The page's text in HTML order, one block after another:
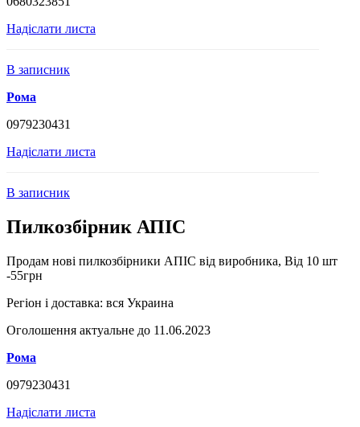
Надіслати листа
В записник
Рома
0979230431
Надіслати листа
В записник
Пилкозбірник АПІС
Продам нові пилкозбірники АПІС від виробника, Від 10 шт
-55грн
Регіон і доставка: вся Украина
Оголошення актуальне до 11.06.2023
Рома
0979230431
Надіслати листа